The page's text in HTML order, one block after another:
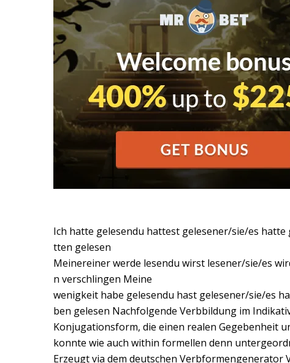
Ich hatte gelesendu hattest gelesener/sie/es
tten gelesen
Meinereiner werde lesendu wirst lesener/sie/es
n verschlingen Meine
wenigkeit habe gelesendu hast gelesener/sie/es
ben gelesen Nachfolgende Verbbildung im
Konjugationsform, die einen realen Gegebenheit
konnte wie auch within formellen denn
Erzeugt via dem deutschen Verbformengenerator